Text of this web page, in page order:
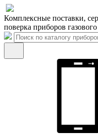
Комплексные поставки,
поверка приборов